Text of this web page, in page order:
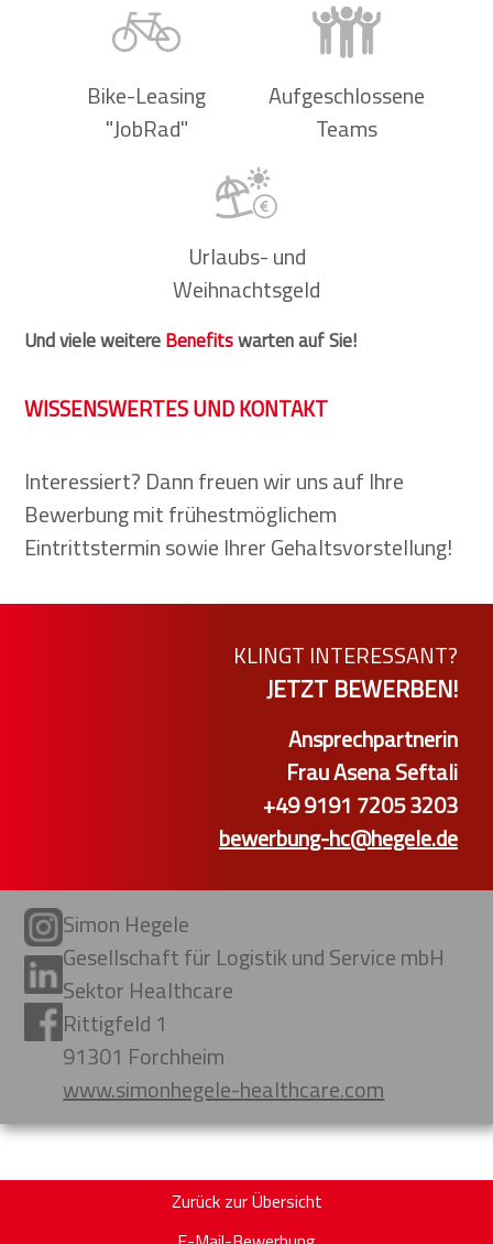
Bike-Leasing
"JobRad"
Aufgeschlossene
Teams
Urlaubs- und
Weihnachtsgeld
Und viele weitereBenefitswarten auf Sie!
WISSENSWERTES UND KONTAKT
Interessiert? Dann freuen wir uns auf Ihre
Bewerbung mit frühestmöglichem
Eintrittstermin sowie Ihrer Gehaltsvorstellung!
KLINGT INTERESSANT?
JETZT BEWERBEN!
Ansprechpartnerin
Frau Asena Seftali
+49 9191 7205 3203
bewerbung-hc@hegele.de
Simon Hegele
Gesellschaft für Logistik und Service mbH
Sektor Healthcare
Rittigfeld 1
91301 Forchheim
www.simonhegele-healthcare.com
Zurück zur Übersicht